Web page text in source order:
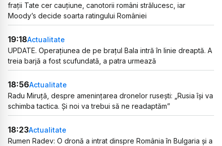
frații Tate cer cauțiune, canotorii români strălucesc, iar
Moody’s decide soarta ratingului României
19:18Actualitate
UPDATE. Operațiunea de pe brațul Bala intră în linie dreaptă. A
treia barjă a fost scufundată, a patra urmează
18:56Actualitate
Radu Miruță, despre amenințarea dronelor rusești: „Rusia își va
schimba tactica. Și noi va trebui să ne readaptăm”
18:23Actualitate
Rumen Radev: O dronă a intrat dinspre România în Bulgaria și a